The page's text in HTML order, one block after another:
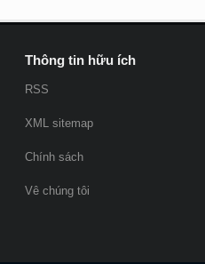
Thông tin hữu ích
RSS
XML sitemap
Chính sách
Vê chúng tôi